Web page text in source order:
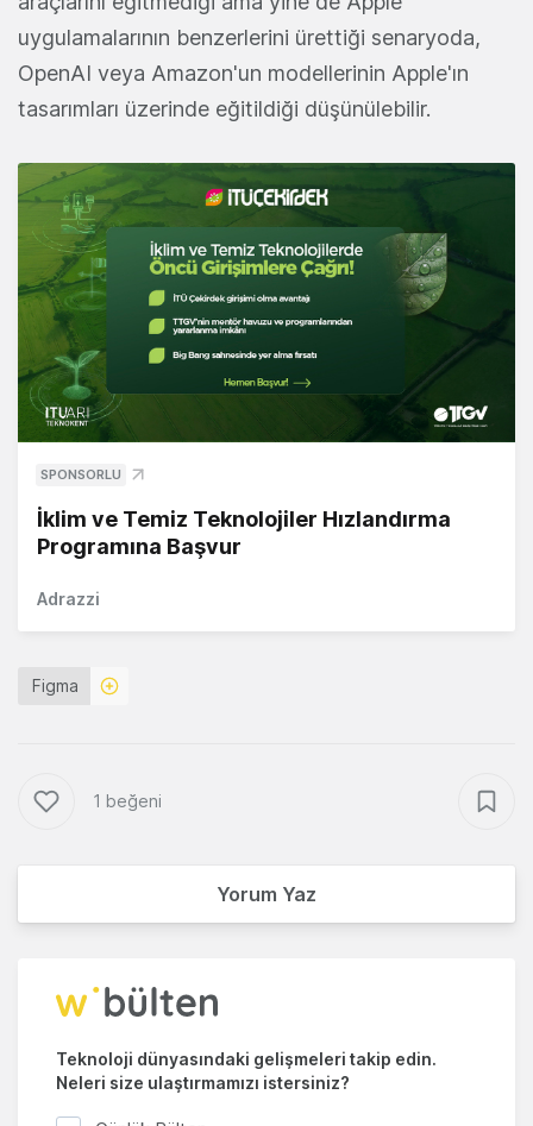
uygulamalarının benzerlerini ürettiği senaryoda,
OpenAI veya Amazon'un modellerinin Apple'ın
tasarımları üzerinde eğitildiği düşünülebilir.
SPONSORLU
İklim ve Temiz Teknolojiler Hızlandırma
Programına Başvur
Adrazzi
Figma
1 beğeni
Yorum Yaz
Teknoloji dünyasındaki gelişmeleri takip edin.
Neleri size ulaştırmamızı istersiniz?